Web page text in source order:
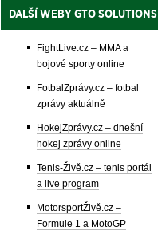
DALŠÍ WEBY GTO SOLUTIONS
FightLive.cz – MMA a
bojové sporty online
FotbalZprávy.cz – fotbal
zprávy aktuálně
HokejZprávy.cz – dnešní
hokej zprávy online
Tenis-Živě.cz – tenis portál
a live program
MotorsportŽivě.cz –
Formule 1 a MotoGP